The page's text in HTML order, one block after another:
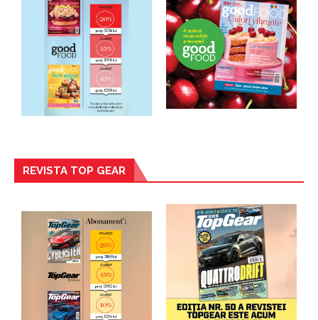
REVISTA TOP GEAR